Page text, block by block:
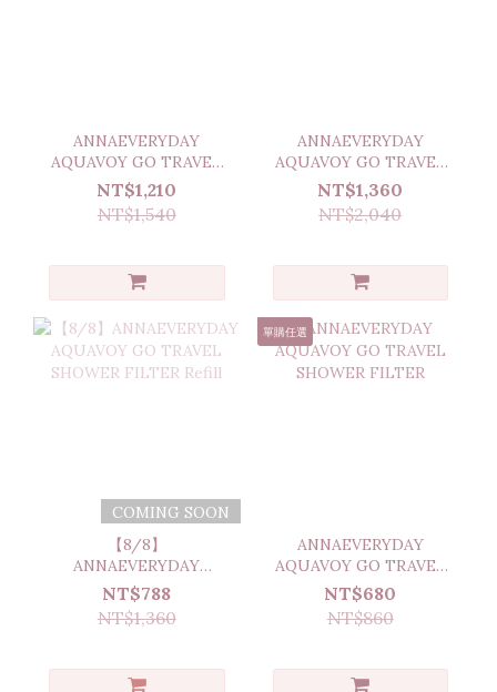
ANNAEVERYDAY
AQUAVOY GO TRAVEL
SHOWER FILTER Set
NT$1,210
NT$1,540
ANNAEVERYDAY
AQUAVOY GO TRAVEL
SHOWER FILTER Refill
NT$1,360
NT$2,040
COMING SOON
【8/8】
ANNAEVERYDAY
AQUAVOY GO TRAVEL
SHOWER FILTER Refill
NT$788
NT$1,360
單購任選
ANNAEVERYDAY
AQUAVOY GO TRAVEL
SHOWER FILTER
NT$680
NT$860